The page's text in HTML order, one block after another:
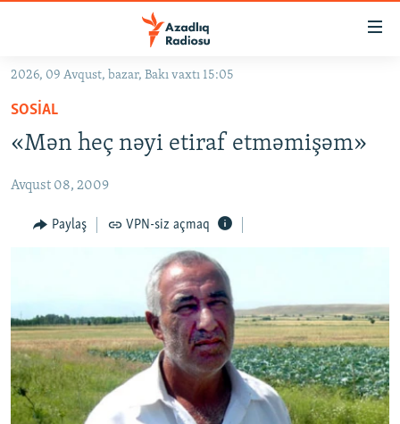
Əsas
qayıt
Əsas
qayıt
GÜNDƏM
KORRUPSIOMETR
#ƏSLINDƏ
FƏRQƏ BAX
MULTIMEDIA
VIDEO
FOTOQALEREYA
İNFOQRAFIKA
RADIO ARXIV
OXU ZALI
AZƏRBAYCAN ƏDƏBIYYATI KITABXANASI
HAQQIMIZDA
MISSIYAMIZ
2026, 09 Avqust, bazar, Bakı vaxtı 15:05
SOSIAL
«Mən heç nəyi etiraf etməmişəm»
Avqust 08, 2009
Paylaş VPN-siz açmaq